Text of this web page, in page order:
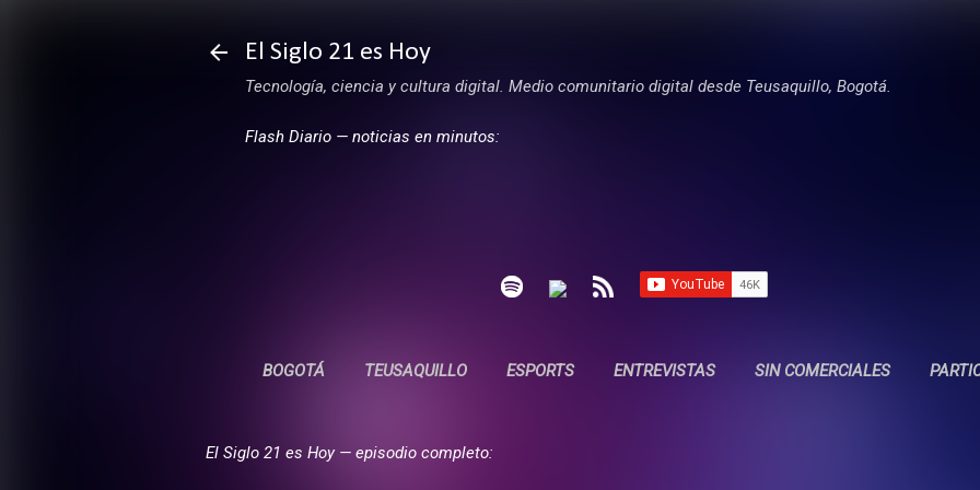
El Siglo 21 es Hoy
Tecnología, ciencia y cultura digital. Medio comunitario digital desde Teusaquillo, Bogotá.
Flash Diario — noticias en minutos:
BOGOTÁ TEUSAQUILLO ESPORTS ENTREVISTAS SIN COMERCIALES
El Siglo 21 es Hoy — episodio completo: